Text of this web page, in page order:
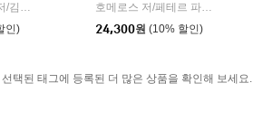
프리드리히 니체 저/김철 편역
인)
호메로스 저/페테르 파울 루벤스 그림/박문재 역
24,300원 (10% 할인)
택된 태그에 등록된 더 많은 상품을 확인해 보세요.